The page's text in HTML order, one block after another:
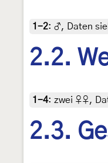
1-2: ♂, Daten
2.2.
1-4: zwei ♀♀,
2.3.